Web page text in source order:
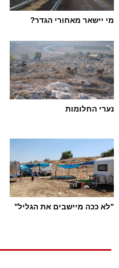
מי יישאר מאחורי הגדר?
נערי החלומות
"לא ככה מיישבים את הגליל"